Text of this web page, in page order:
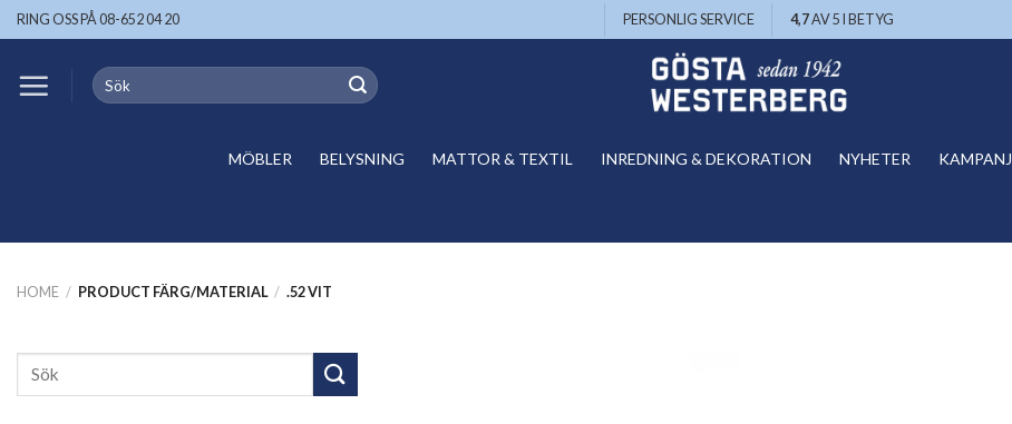
Skip
to
RING OSS PÅ 08-652 04 20 PERSONLIG SERVICE 4,7AV 5 I BETYG
Search
for:
MÖBLER BELYSNING MATTOR & TEXTIL INREDNING & DEKORATION NYHETER KAMPANJ
HOME / PRODUCT FÄRG/MATERIAL / .52 VIT
Search